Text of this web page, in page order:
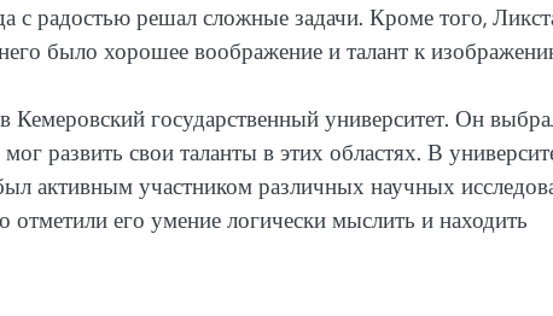
с радостью решал сложные задачи. Кроме того,
было хорошее воображение и талант к
государственный университет. Он
развить свои таланты в этих областях. В
активным участником различных научных
его умение логически мыслить и находить